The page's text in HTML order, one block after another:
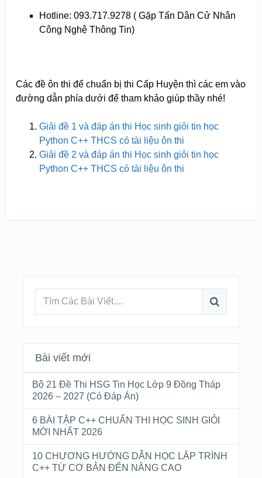
Hotline: 093.717.9278 ( Gặp Tấn Dân Cử Nhân
Công Nghệ Thông Tin)
Các đề ôn thi để chuẩn bị thi Cấp Huyện thì các em vào
đường dẫn phía dưới để tham khảo giúp thầy nhé!
Giải đề 1 và đáp án thi Học sinh giỏi tin học
Python C++ THCS có tài liệu ôn thi
Giải đề 2 và đáp án thi Học sinh giỏi tin học
Python C++ THCS có tài liệu ôn thi
Bài viết mới
Bộ 21 Đề Thi HSG Tin Học Lớp 9 Đồng Tháp
2026 – 2027 (Có Đáp Án)
6 BÀI TẬP C++ CHUẨN THI HỌC SINH GIỎI
MỚI NHẤT 2026
10 CHƯƠNG HƯỚNG DẪN HỌC LẬP TRÌNH
C++ TỪ CƠ BẢN ĐẾN NÂNG CAO